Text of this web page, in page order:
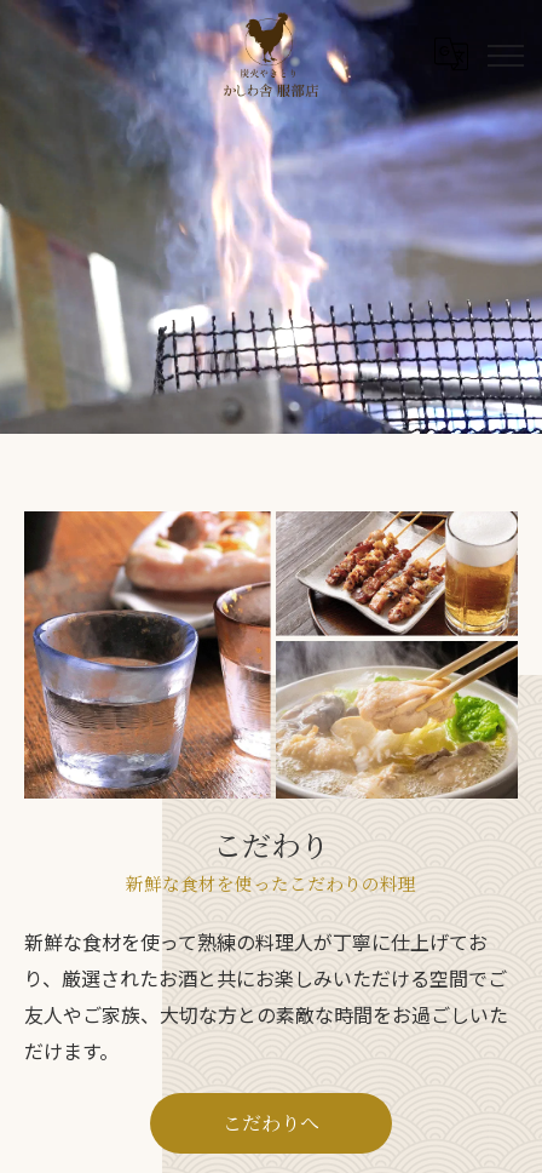
こだわり
新鮮な食材を使ったこだわりの料理
新鮮な食材を使って熟練の料理人が丁寧に仕上げてお
り、厳選されたお酒と共にお楽しみいただける空間でご
友人やご家族、大切な方との素敵な時間をお過ごしいた
だけます。
こだわりへ